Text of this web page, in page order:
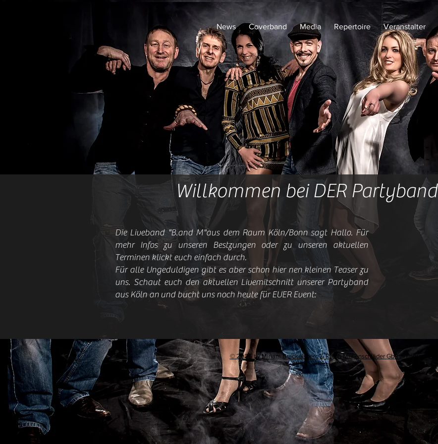
Media Repertoire Veranstalter Kontakt
News Coverband Media Repertoire Veranstalter
Willkommen bei DER
Die Liveband "B.and M"aus dem Raum Köln/Bonn sagt Hallo. Für
mehr Infos zu unseren Bestzungen oder zu unseren aktuellen
Terminen klickt euch einfach durch.
Für alle Ungeduldigen gibt es aber schon hier nen kleinen Teaser zu
uns. Schaut euch den aktuellen Livemitschnitt unserer Partyband
aus Köln an und bucht uns noch heute für EUER Event:
© 2026 by Miriam Brackelsberg & Ralph Müllenschläder GbR Impressum